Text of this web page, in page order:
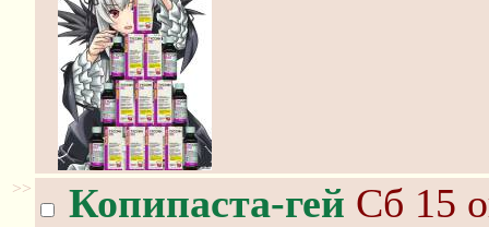
>> Копипаста-гей Сб 15